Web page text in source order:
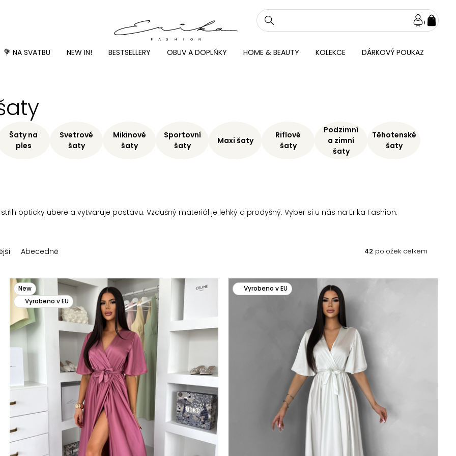
💐 NA SVATBU NEW IN! BESTSELLERY OBUV A DOPLŇKY HOME & BEAUTY KOLEKCE DÁRKOVÝ POUKAZ
opticky ubere a vytvaruje postavu. Vzdušný materiál je lehký a prodyšný. Vyber si u nás na Erika Fashion.
Šaty na
ples
Svetrové
šaty
Mikinové
šaty
Sportovní
šaty
Maxi šaty
Riflové
šaty
Podzimní
a zimní
šaty
Těhotenské
šaty
Abecedně 42 položek celkem
New
Vyrobeno v EU
Vyrobeno v EU